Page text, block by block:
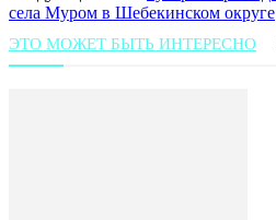
села Муром в Шебекинском округе
ЭТО МОЖЕТ БЫТЬ ИНТЕРЕСНО